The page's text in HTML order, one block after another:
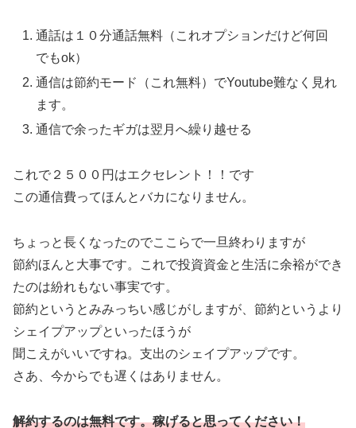
通話は１０分通話無料（これオプションだけど何回
でもok）
通信は節約モード（これ無料）でYoutube難なく見れ
ます。
通信で余ったギガは翌月へ繰り越せる
これで２５００円はエクセレント！！です
この通信費ってほんとバカになりません。
ちょっと長くなったのでここらで一旦終わりますが
節約ほんと大事です。これで投資資金と生活に余裕ができ
たのは紛れもない事実です。
節約というとみみっちい感じがしますが、節約というより
シェイプアップといったほうが
聞こえがいいですね。支出のシェイプアップです。
さあ、今からでも遅くはありません。
解約するのは無料です。稼げると思ってください！